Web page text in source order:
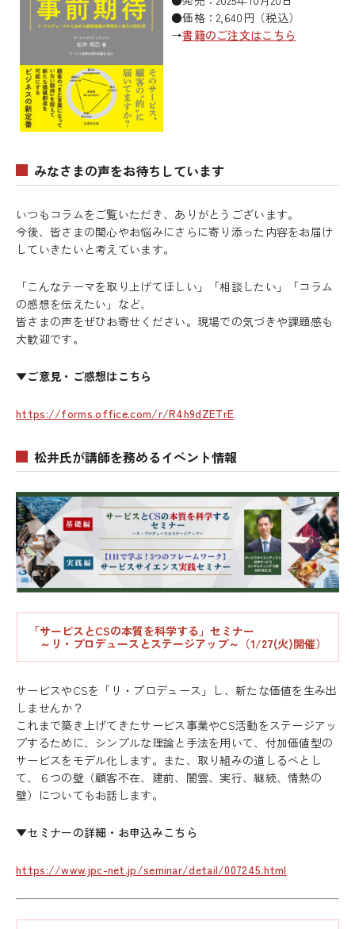
●価格：2,640円（税込）
→書籍のご注文はこちら
みなさまの声をお待ちしています
いつもコラムをご覧いただき、ありがとうございます。
今後、皆さまの関心やお悩みにさらに寄り添った内容をお届け
していきたいと考えています。
「こんなテーマを取り上げてほしい」「相談したい」「コラム
の感想を伝えたい」など、
皆さまの声をぜひお寄せください。現場での気づきや課題感も
大歓迎です。
▼ご意見・ご感想はこちら
https://forms.office.com/r/R4h9dZETrE
松井氏が講師を務めるイベント情報
「サービスとCSの本質を科学する」セミナー
～リ・プロデュースとステージアップ～（1/27(火)開催）
サービスやCSを「リ・プロデュース」し、新たな価値を生み出
しませんか？
これまで築き上げてきたサービス事業やCS活動をステージアッ
プするために、シンプルな理論と手法を用いて、付加価値型の
サービスをモデル化します。また、取り組みの道しるべとし
て、６つの壁（顧客不在、建前、闇雲、実行、継続、情熱の
壁）についてもお話します。
▼セミナーの詳細・お申込みこちら
https://www.jpc-net.jp/seminar/detail/007245.html